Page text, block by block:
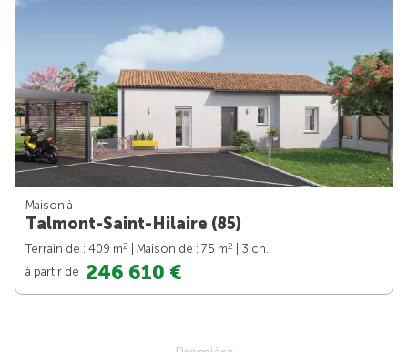
Maison à
Talmont-Saint-Hilaire (85)
Terrain de : 409 m2 | Maison de : 75 m2
| 3 ch.
à partir de 246 610 €